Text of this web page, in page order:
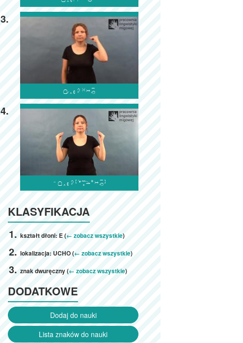
3.

4.

KLASYFIKACJA
kształt dłoni: E (← zobacz wszystkie)
lokalizacja: UCHO (← zobacz wszystkie)
znak dwuręczny (← zobacz wszystkie)
DODATKOWE
Dodaj do nauki
Lista znaków do nauki